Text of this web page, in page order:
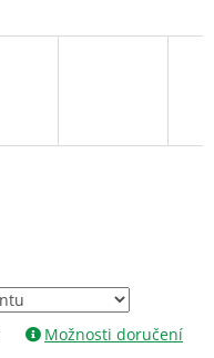
Možnosti doručení